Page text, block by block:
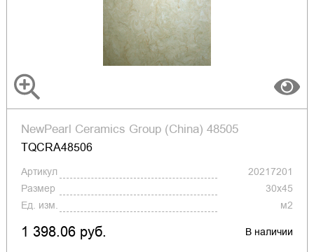
NewPearl Ceramics Group (China) 48505
TQCRA48506
Артикул
20217201
Размер
30x45
Ед. изм.
м2
1 398.06 руб. В наличии